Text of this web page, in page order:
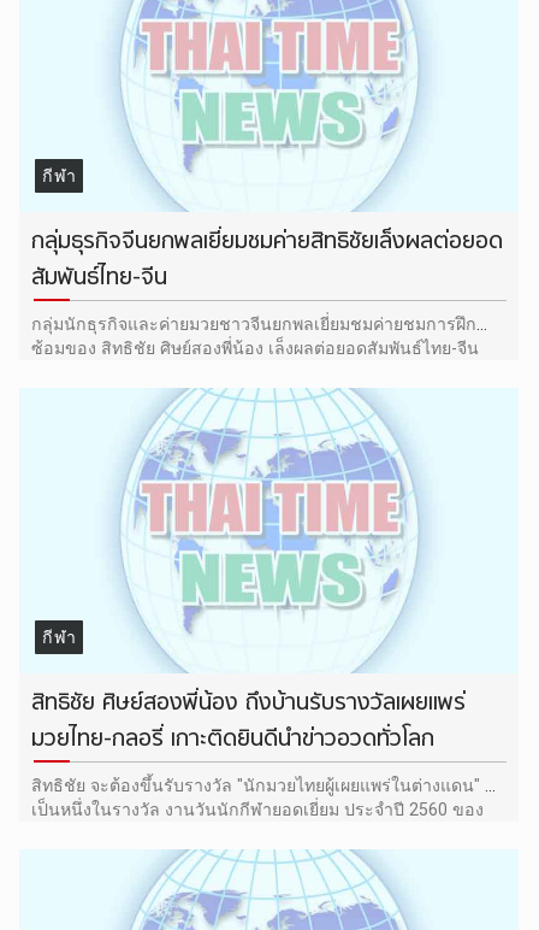
กีฬา
กลุ่มธุรกิจจีนยกพลเยี่ยมชมค่ายสิทธิชัยเล็งผลต่อยอด
สัมพันธ์ไทย-จีน
กลุ่มนักธุรกิจและค่ายมวยชาวจีนยกพลเยี่ยมชมค่ายชมการฝึก
ซ้อมของ สิทธิชัย ศิษย์สองพี่น้อง เล็งผลต่อยอดสัมพันธ์ไทย-จีน
กีฬา
สิทธิชัย ศิษย์สองพี่น้อง ถึงบ้านรับรางวัลเผยแพร่
มวยไทย-กลอรี่ เกาะติดยินดีนำข่าวอวดทั่วโลก
สิทธิชัย จะต้องขึ้นรับรางวัล "นักมวยไทยผู้เผยแพร่ในต่างแดน" ซึ่ง
เป็นหนึ่งในรางวัล งานวันนักกีฬายอดเยี่ยม ประจำปี 2560 ของ